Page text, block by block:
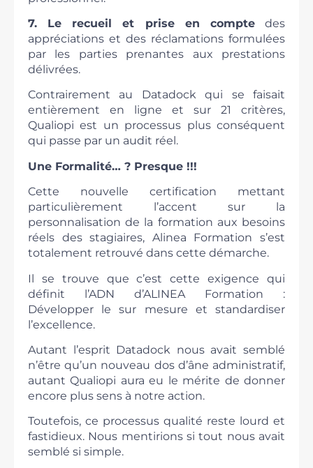
7. Le recueil et prise en comptedes
appréciations et des réclamations formulées
par les parties prenantes aux prestations
délivrées.
Contrairement au Datadock qui se faisait
entièrement en ligne et sur 21 critères,
Qualiopi est un processus plus conséquent
qui passe par un audit réel.
Une Formalité… ? Presque !!!
Cette nouvelle certification mettant
particulièrement l’accent sur la
personnalisation de la formation aux besoins
réels des stagiaires, Alinea Formation s’est
totalement retrouvé dans cette démarche.
Il se trouve que c’est cette exigence qui
définit l’ADN d’ALINEA Formation :
Développer le sur mesure et standardiser
l’excellence.
Autant l’esprit Datadock nous avait semblé
n’être qu’un nouveau dos d’âne administratif,
autant Qualiopi aura eu le mérite de donner
encore plus sens à notre action.
Toutefois, ce processus qualité reste lourd et
fastidieux. Nous mentirions si tout nous avait
semblé si simple.